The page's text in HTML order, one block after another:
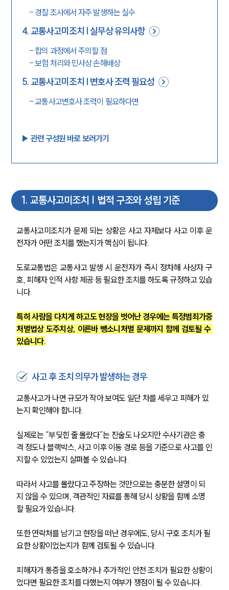
- 경찰 조사에서 자주 발생하는 실수
4.교통사고미조치 | 실무상 유의사항
- 합의 과정에서 주의할 점
-보험 처리와 민사상 손해배상
5.교통사고미조치 | 변호사 조력 필요성
-교통사고변호사 조력이 필요하다면
▶︎ 관련 구성원 바로 보러가기
1 . 교통사고미조치 | 법적 구조와 성립 기준
교통사고미조치가 문제 되는 상황은 사고 자체보다 사고 이후 운
전자가 어떤 조치를 했는지가 핵심이 됩니다.
도로교통법은 교통사고 발생 시 운전자가 즉시 정차해 사상자 구
호, 피해자 인적 사항 제공 등 필요한 조치를 하도록 규정하고 있습
니다.
특히 사람을 다치게 하고도 현장을 벗어난 경우에는 특정범죄가중
처벌법상 도주치상, 이른바 뺑소니처벌 문제까지 함께 검토될 수
있습니다.
사고 후 조치 의무가 발생하는 경우
교통사고가 나면 규모가 작아 보여도 일단 차를 세우고 피해가 있
는지 확인해야 합니다.
실제로는 “부딪힌 줄 몰랐다”는 진술도 나오지만 수사기관은 충
격 정도나 블랙박스, 사고 이후 이동 경로 등을 기준으로 사고를 인
지할 수 있었는지 살펴볼 수 있습니다.
따라서 사고를 몰랐다고 주장하는 것만으로는 충분한 설명이 되
지 않을 수 있으며, 객관적인 자료를 통해 당시 상황을 함께 소명
할 필요가 있습니다.
또한 연락처를 남기고 현장을 떠난 경우에도, 당시 구호 조치가 필
요한 상황이었는지가 함께 검토될 수 있습니다.
피해자가 통증을 호소하거나 추가적인 안전 조치가 필요한 상황이
었다면 필요한 조치를 다했는지 여부가 쟁점이 될 수 있습니다.